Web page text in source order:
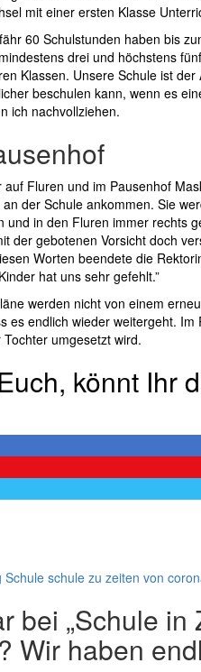
mit einer ersten Klasse
60 Schulstunden haben bis
drei und höchstens
Klassen. Unsere Schule ist
beschulen kann, wenn es
ich nachvollziehen.
Fluren und im Pausenhof
der Schule ankommen. Sie
und in den Fluren immer rechts
der gebotenen Vorsicht doch
Worten beendete die
hat uns sehr gefehlt.”
werden nicht von einem
es endlich wieder weitergeht.
umgesetzt wird.
könnt Ihr
Schule schule zu zeiten von
bei „Schule
Wir haben